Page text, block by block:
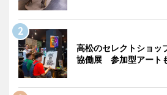
高松のセレクトショッ
協働展 参加型アート